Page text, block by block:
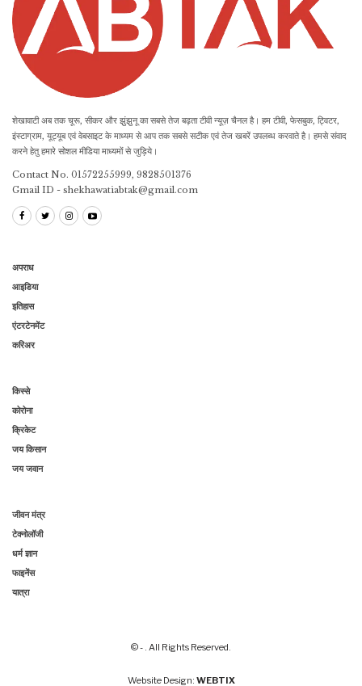
शेखावाटी अब तक चूरू, सीकर और झुंझुनू का सबसे तेज बढ़ता टीवी न्यूज़ चैनल है। हम टीवी, फेसबुक, ट्विटर,
इंस्टाग्राम, यूट्यूब एवं वेबसाइट के माध्यम से आप तक सबसे सटीक एवं तेज खबरें उपलब्ध करवाते है। हमसे संवाद
करने हेतु हमारे सोशल मीडिया माध्यमों से जुड़िये।
Contact No. 01572255999, 9828501376
Gmail ID - shekhawatiabtak@gmail.com
अपराध
आइडिया
इतिहास
एंटरटेनमेंट
करिअर
किस्से
कोरोना
क्रिकेट
जय किसान
जय जवान
जीवन मंत्र
टेक्नोलॉजी
धर्म ज्ञान
फाइनेंस
यात्रा
© - . All Rights Reserved.
Website Design: WEBTIX